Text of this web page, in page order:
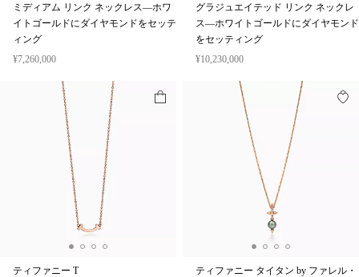
ミディアム リンク ネックレス—ホワ
イトゴールドにダイヤモンドをセッテ
ィング
¥7,260,000
グラジュエイテッド リンク ネックレ
ス—ホワイトゴールドにダイヤモンド
をセッティング
¥10,230,000
ティファニー T
ティファニー タイタン by ファレル・